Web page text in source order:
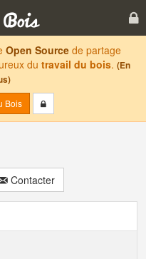
Open Sourcede partage
du travail du bois. (En
Bois
Contacter